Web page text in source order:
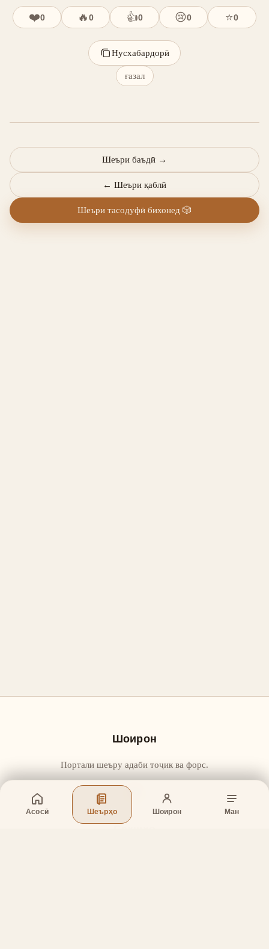
Асосӣ Шеърҳо Шоирон Ман
❤️0 🔥0 👍0 😢0 ⭐0
Нусхабардорӣ
ғазал
← Шеъри қаблӣ
Шеъри баъдӣ →
Шеъри тасодуфӣ бихонед 🎲
Шоирон
Портали шеъру адаби тоҷик ва форс.